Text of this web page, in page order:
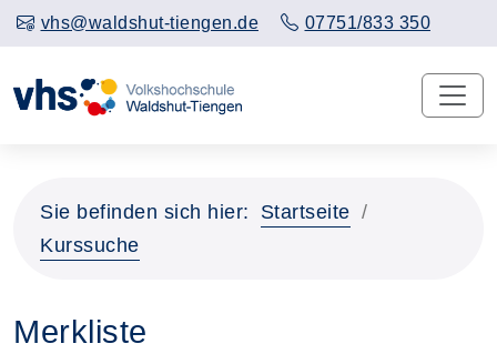
vhs@waldshut-tiengen.de 07751/833 350
Sie befinden sich hier:
Startseite
Kurssuche
Merkliste